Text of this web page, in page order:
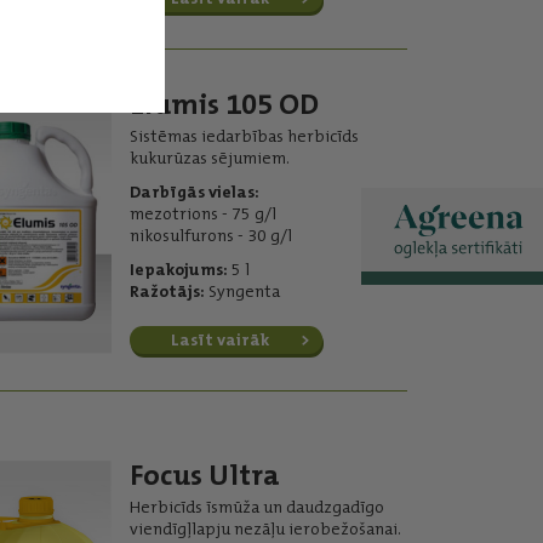
Elumis 105 OD
Sistēmas iedarbības herbicīds
kukurūzas sējumiem.
Darbīgās vielas:
mezotrions - 75 g/l
nikosulfurons - 30 g/l
Iepakojums: 5 l
Ražotājs: Syngenta
Lasīt vairāk
Focus Ultra
Herbicīds īsmūža un daudzgadīgo
viendīgļlapju nezāļu ierobežošanai.